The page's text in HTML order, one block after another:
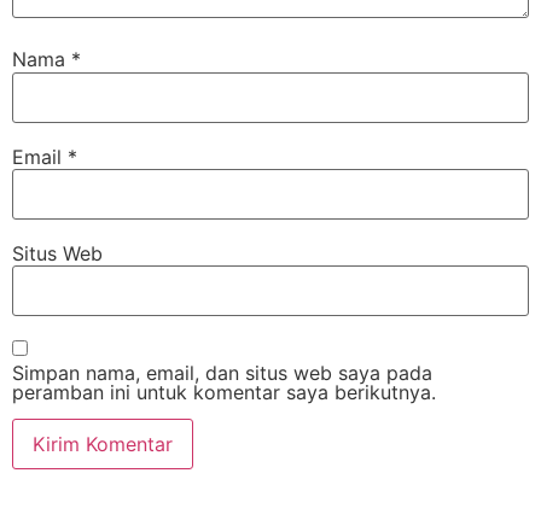
Nama *
Email *
Situs Web
Simpan nama, email, dan situs web saya pada
peramban ini untuk komentar saya berikutnya.